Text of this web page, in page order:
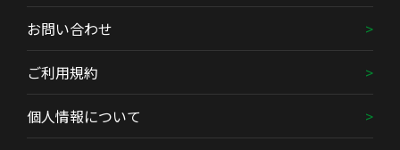
お問い合わせ
ご利用規約
個人情報について